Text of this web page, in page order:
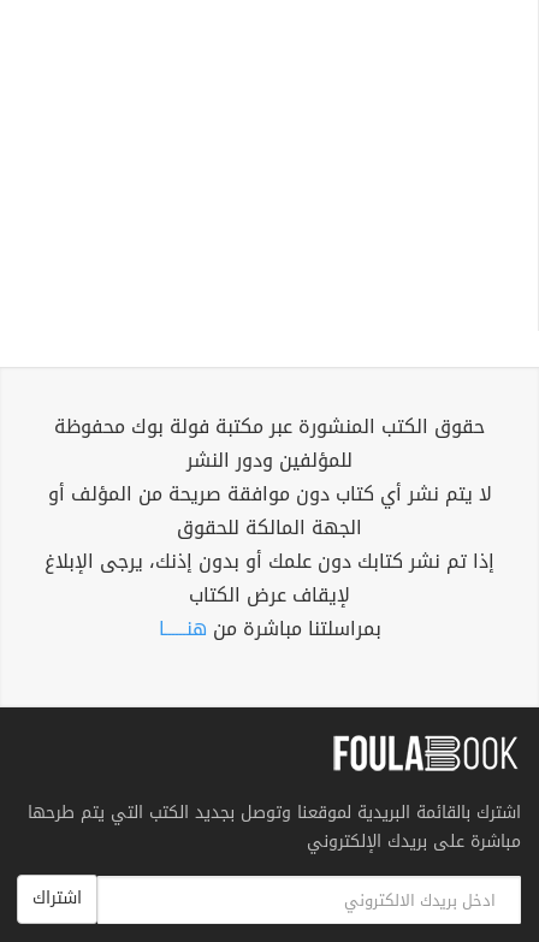
حقوق الكتب المنشورة عبر مكتبة فولة بوك محفوظة
للمؤلفين ودور النشر
لا يتم نشر أي كتاب دون موافقة صريحة من المؤلف أو
الجهة المالكة للحقوق
إذا تم نشر كتابك دون علمك أو بدون إذنك، يرجى الإبلاغ
لإيقاف عرض الكتاب
بمراسلتنا مباشرة من هنــــــا
اشترك بالقائمة البريدية لموقعنا وتوصل بجديد الكتب التي يتم طرحها
مباشرة على بريدك الإلكتروني
اشتراك